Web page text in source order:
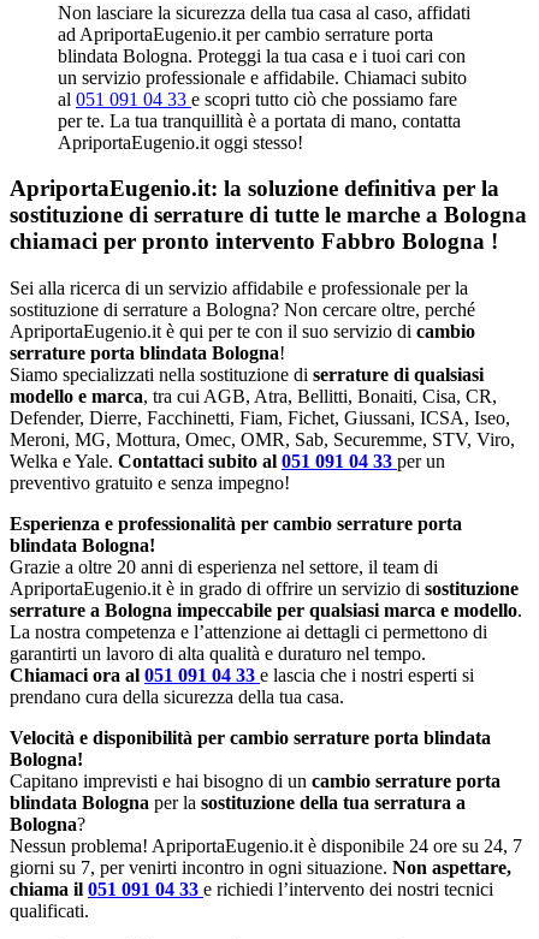
Non lasciare la sicurezza della tua casa al caso, affidati
ad ApriportaEugenio.it per cambio serrature porta
blindata Bologna. Proteggi la tua casa e i tuoi cari con
un servizio professionale e affidabile. Chiamaci subito
al 051 091 04 33 e scopri tutto ciò che possiamo fare
per te. La tua tranquillità è a portata di mano, contatta
ApriportaEugenio.it oggi stesso!
ApriportaEugenio.it: la soluzione definitiva per la
sostituzione di serrature di tutte le marche a Bologna
chiamaci per pronto intervento Fabbro Bologna !
Sei alla ricerca di un servizio affidabile e professionale per la
sostituzione di serrature a Bologna? Non cercare oltre, perché
ApriportaEugenio.it è qui per te con il suo servizio di cambio
serrature porta blindata Bologna!
Siamo specializzati nella sostituzione di serrature di qualsiasi
modello e marca, tra cui AGB, Atra, Bellitti, Bonaiti, Cisa, CR,
Defender, Dierre, Facchinetti, Fiam, Fichet, Giussani, ICSA, Iseo,
Meroni, MG, Mottura, Omec, OMR, Sab, Securemme, STV, Viro,
Welka e Yale. Contattaci subito al 051 091 04 33 per un
preventivo gratuito e senza impegno!
Esperienza e professionalità per cambio serrature porta
blindata Bologna!
Grazie a oltre 20 anni di esperienza nel settore, il team di
ApriportaEugenio.it è in grado di offrire un servizio di sostituzione
serrature a Bologna impeccabile per qualsiasi marca e modello.
La nostra competenza e l’attenzione ai dettagli ci permettono di
garantirti un lavoro di alta qualità e duraturo nel tempo.
Chiamaci ora al 051 091 04 33 e lascia che i nostri esperti si
prendano cura della sicurezza della tua casa.
Velocità e disponibilità per cambio serrature porta blindata
Bologna!
Capitano imprevisti e hai bisogno di un cambio serrature porta
blindata Bologna per la sostituzione della tua serratura a
Bologna?
Nessun problema! ApriportaEugenio.it è disponibile 24 ore su 24, 7
giorni su 7, per venirti incontro in ogni situazione. Non aspettare,
chiama il 051 091 04 33 e richiedi l’intervento dei nostri tecnici
qualificati.